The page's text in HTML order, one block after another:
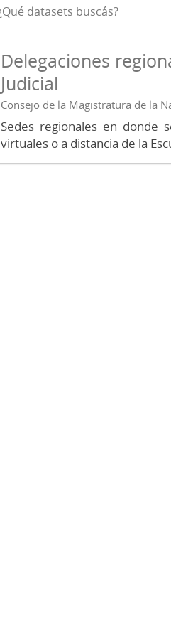
Delegaciones
Judicial
Consejo de la Magistratura de la
Sedes regionales en donde
virtuales o a distancia de la